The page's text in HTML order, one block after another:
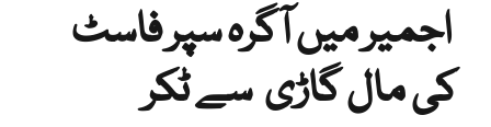
اجمیر میں آگرہ سپر فاسٹ
کی مال گاڑی سے ٹکر